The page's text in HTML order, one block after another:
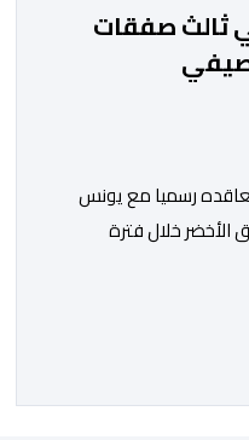
ثالث صفقات
رسميا مع يونس
الأخضر خلال فترة
[…]